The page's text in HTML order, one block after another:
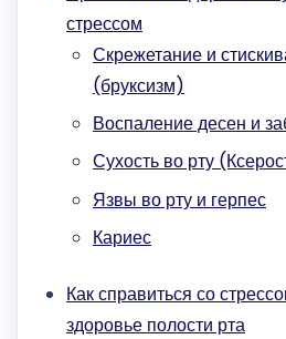
стрессом
Скрежетание и
(бруксизм)
Воспаление десен и
Сухость во рту
Язвы во рту и герпес
Кариес
Как справиться со
здоровье полости рта